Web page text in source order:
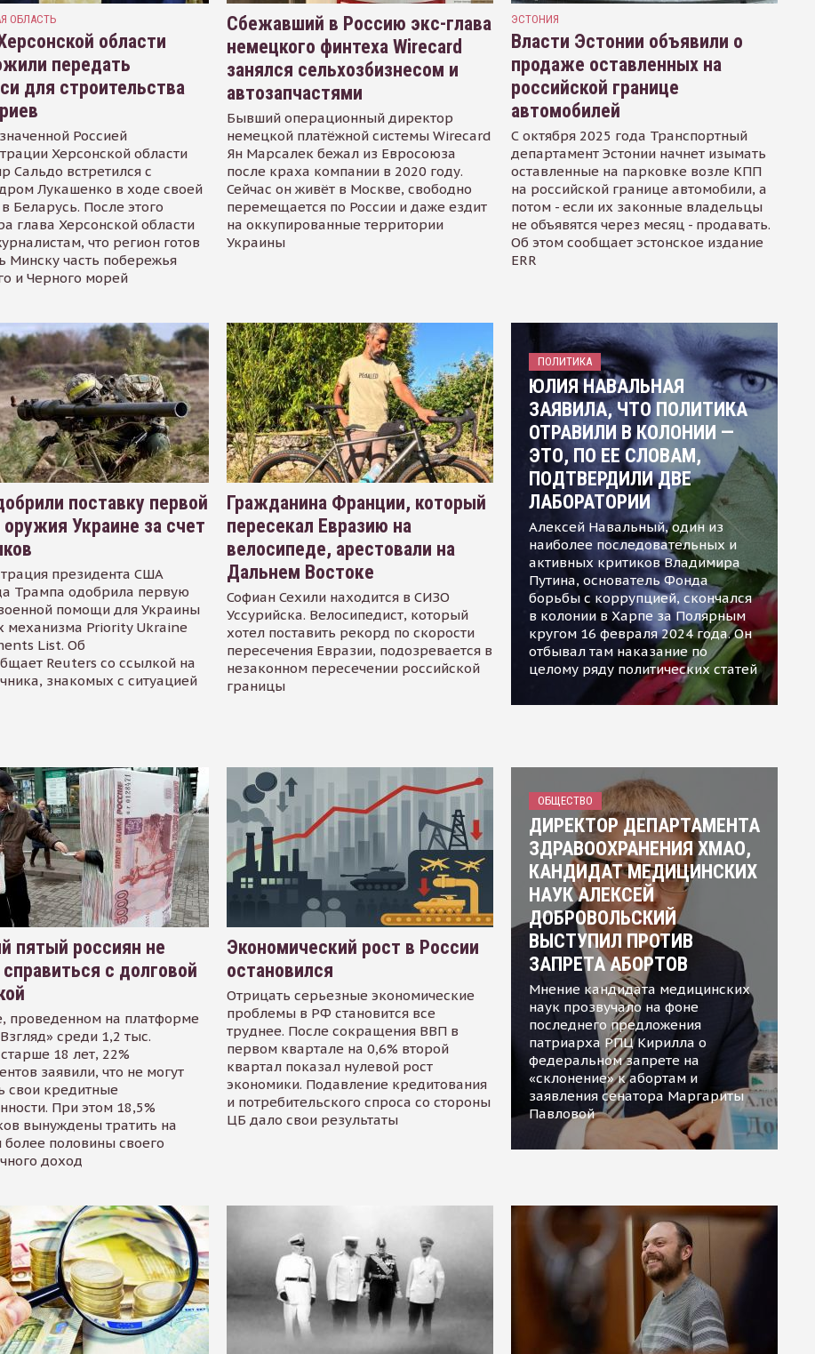
ОБЛАСТЬ
области
передать
для строительства
Россией
Херсонской области
Сальдо встретился с
Лукашенко в ходе своей
Беларусь. После этого
глава Херсонской области
что регион готов
Минску часть побережья
и Черного морей
Сбежавший в Россию экс-глава
немецкого финтеха Wirecard
занялся сельхозбизнесом и
автозапчастями
Бывший операционный директор
немецкой платёжной системы Wirecard
Ян Марсалек бежал из Евросоюза
после краха компании в 2020 году.
Сейчас он живёт в Москве, свободно
перемещается по России и даже ездит
на оккупированные территории
Украины
ЭСТОНИЯ
Власти Эстонии объявили о
продаже оставленных на
российской границе
автомобилей
С октября 2025 года Транспортный
департамент Эстонии начнет изымать
оставленные на парковке возле КПП
на российской границе автомобили, а
потом - если их законные владельцы
не объявятся через месяц - продавать.
Об этом сообщает эстонское издание
ERR
поставку первой
оружия Украине за счет
президента США
Трампа одобрила первую
помощи для Украины
механизма Priority Ukraine
List. Об
Reuters со ссылкой на
знакомых с ситуацией
Гражданина Франции, который
пересекал Евразию на
велосипеде, арестовали на
Дальнем Востоке
Софиан Сехили находится в СИЗО
Уссурийска. Велосипедист, который
хотел поставить рекорд по скорости
пересечения Евразии, подозревается в
незаконном пересечении российской
границы
ПОЛИТИКА
ЮЛИЯ НАВАЛЬНАЯ
ЗАЯВИЛА, ЧТО ПОЛИТИКА
ОТРАВИЛИ В КОЛОНИИ —
ЭТО, ПО ЕЕ СЛОВАМ,
ПОДТВЕРДИЛИ ДВЕ
ЛАБОРАТОРИИ
Алексей Навальный, один из
наиболее последовательных и
активных критиков Владимира
Путина, основатель Фонда
борьбы с коррупцией, скончался
в колонии в Харпе за Полярным
кругом 16 февраля 2024 года. Он
отбывал там наказание по
целому ряду политических статей
пятый россиян не
с долговой
проведенном на платформе
среди 1,2 тыс.
18 лет, 22%
заявили, что не могут
свои кредитные
При этом 18,5%
вынуждены тратить на
половины своего
доход
Экономический рост в России
остановился
Отрицать серьезные экономические
проблемы в РФ становится все
труднее. После сокращения ВВП в
первом квартале на 0,6% второй
квартал показал нулевой рост
экономики. Подавление кредитования
и потребительского спроса со стороны
ЦБ дало свои результаты
ОБЩЕСТВО
ДИРЕКТОР ДЕПАРТАМЕНТА
ЗДРАВООХРАНЕНИЯ ХМАО,
КАНДИДАТ МЕДИЦИНСКИХ
НАУК АЛЕКСЕЙ
ДОБРОВОЛЬСКИЙ
ВЫСТУПИЛ ПРОТИВ
ЗАПРЕТА АБОРТОВ
Мнение кандидата медицинских
наук прозвучало на фоне
последнего предложения
патриарха РПЦ Кирилла о
федеральном запрете на
«склонение» к абортам и
заявления сенатора Маргариты
Павловой